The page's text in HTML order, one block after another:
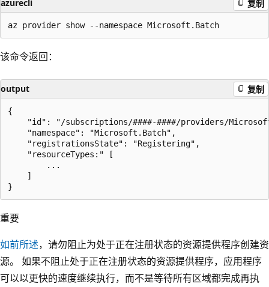
azurecli 复制
该命令返回：
output 复制
{
"id": "/subscriptions/####-####/providers/
    "namespace": "Microsoft.Batch",
    "registrationsState": "Registering",
    "resourceTypes:" [
        ...
    ]
重要
如前所述，请勿阻止为处于正在注册状态的资源提供程序创建资
源。 如果不阻止处于正在注册状态的资源提供程序，应用程序
可以以更快的速度继续执行，而不是等待所有区域都完成再执